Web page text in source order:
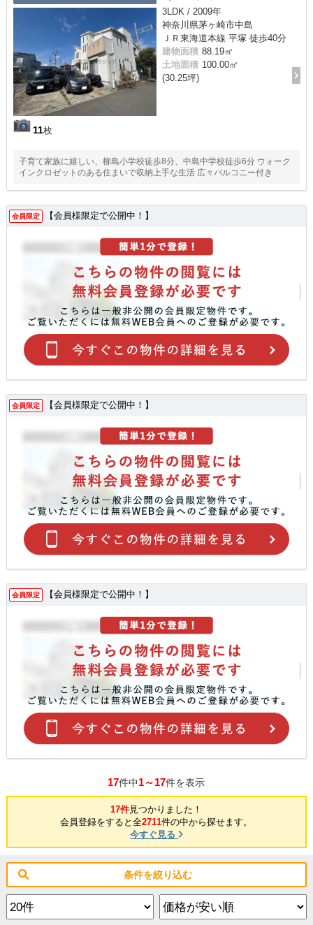
11枚
3LDK / 2009年
神奈川県茅ヶ崎市中島
ＪＲ東海道本線 平塚 徒歩40分
建物面積 88.19㎡
土地面積 100.00㎡
(30.25坪)
子育て家族に嬉しい、柳島小学校徒歩8分、中島中学校徒歩6分 ウォーク
インクロゼットのある住まいで収納上手な生活 広々バルコニー付き
会員限定 【会員様限定で公開中！】
会員限定 【会員様限定で公開中！】
会員限定 【会員様限定で公開中！】
17件中1～17件を表示
17件見つかりました！
会員登録をすると全2711件の中から探せます。
今すぐ見る
条件を絞り込む